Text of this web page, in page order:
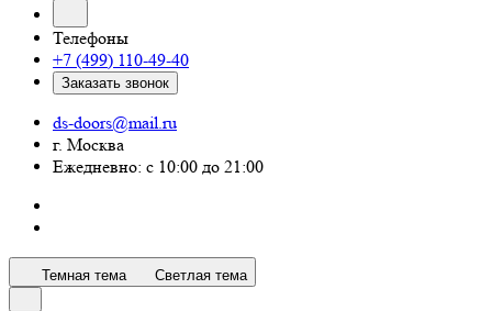
Телефоны
+7 (499) 110-49-40
Заказать звонок
ds-doors@mail.ru
г. Москва
Ежедневно: с 10:00 до 21:00
Темная тема Светлая тема